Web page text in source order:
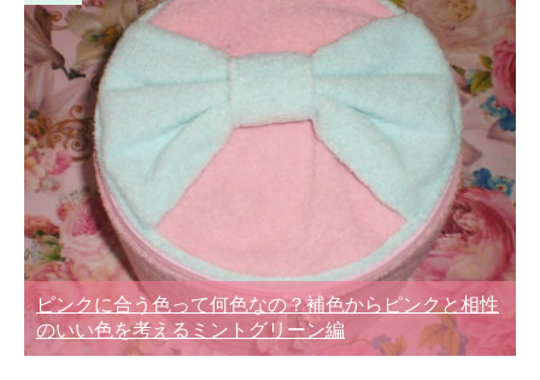
ピンクに合う色って何色なの？補色からピンクと相性
のいい色を考えるミントグリーン編